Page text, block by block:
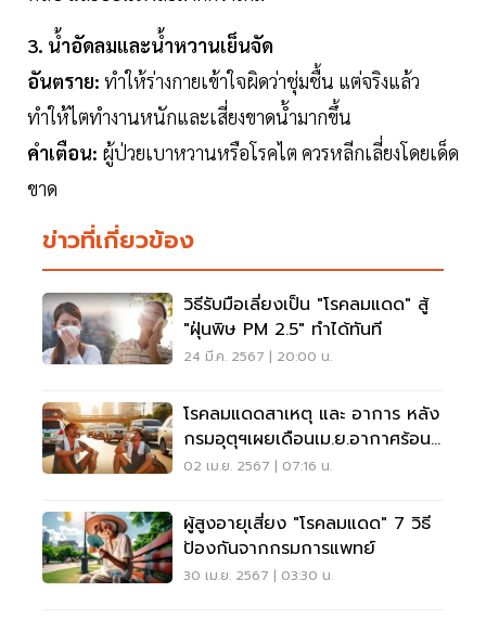
3. น้ำอัดลมและน้ำหวานเย็นจัด
อันตราย: ทำให้ร่างกายเข้าใจผิดว่าชุ่มชื้น แต่จริงแล้ว
ทำให้ไตทำงานหนักและเสี่ยงขาดน้ำมากขึ้น
คำเตือน: ผู้ป่วยเบาหวานหรือโรคไต ควรหลีกเลี่ยงโดยเด็ด
ขาด
ข่าวที่เกี่ยวข้อง
วิธีรับมือเลี่ยงเป็น "โรคลมแดด" สู้
"ฝุ่นพิษ PM 2.5" ทำได้ทันที
24 มี.ค. 2567 | 20:00 น.
โรคลมแดดสาเหตุ และ อาการ หลัง
กรมอุตุฯเผยเดือนเม.ย.อากาศร้อน
ถึงร้อนจัด
02 เม.ย. 2567 | 07:16 น.
ผู้สูงอายุเสี่ยง "โรคลมแดด" 7 วิธี
ป้องกันจากกรมการแพทย์
30 เม.ย. 2567 | 03:30 น.